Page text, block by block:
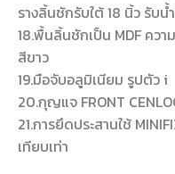
รางลิ้นชักรับใต้ 18 นิ้ว รับ
18.พื้นลิ้นชักเป็น MDF ควา
สีขาว
19.มือจับอลูมิเนียม รูปตัว i
20.กุญแจ FRONT
21.การยึดประสานใช้
เทียบเท่า